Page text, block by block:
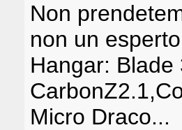
Non
non un
Hangar:
Micro Draco...